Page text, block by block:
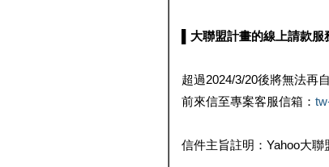
▌大聯盟計畫的線上請款服
超過2024/3/20後將無法再
前來信至專案客服信箱：
信件主旨註明：Yahoo大聯